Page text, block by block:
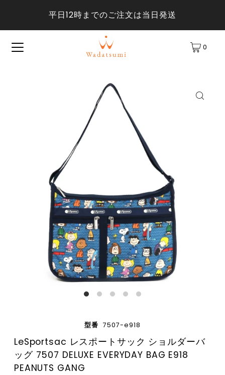
平日12時までのご注文は当日発送
0
型番 7507-e918
LeSportsac レスポートサック ショルダーバ
ッグ 7507 DELUXE EVERYDAY BAG E918
PEANUTS GANG